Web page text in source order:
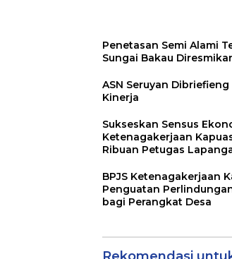
Penetasan Semi Alami
Sungai Bakau
ASN Seruyan
Kinerja
Sukseskan Sensus
Ketenagakerjaan
Ribuan Petugas
BPJS Ketenagakerjaan
Penguatan
bagi Perangkat Desa